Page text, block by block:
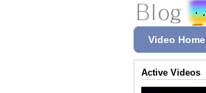
Video Home
Active Videos